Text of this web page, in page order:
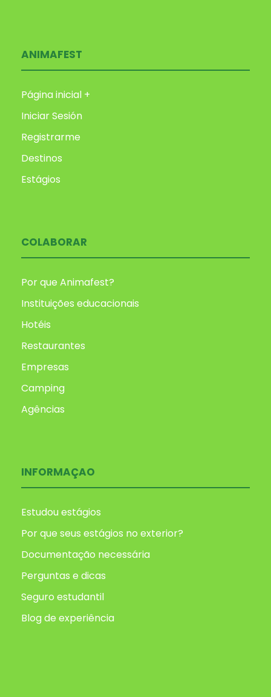
ANIMAFEST
Página inicial +
Iniciar Sesión
Registrarme
Destinos
Estágios
COLABORAR
Por que Animafest?
Instituições educacionais
Hotéis
Restaurantes
Empresas
Camping
Agências
INFORMAÇAO
Estudou estágios
Por que seus estágios no exterior?
Documentação necessária
Perguntas e dicas
Seguro estudantil
Blog de experiência